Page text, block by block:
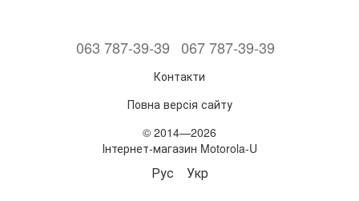
063 787-39-39 067 787-39-39
Контакти
Повна версія сайту
© 2014—2026
Інтернет-магазин Motorola-U
Рус Укр